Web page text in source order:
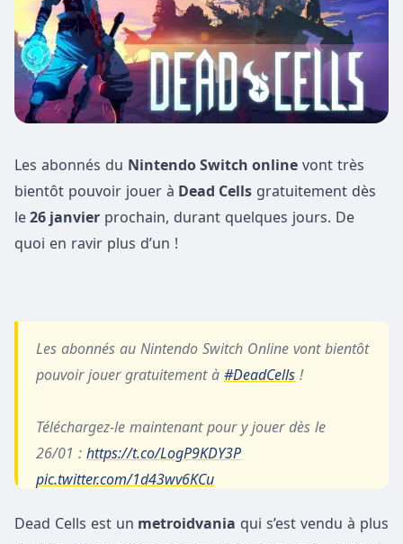
Les abonnés du Nintendo Switch online vont très
bientôt pouvoir jouer à Dead Cells gratuitement dès
le 26 janvier prochain, durant quelques jours. De
quoi en ravir plus d’un !
Les abonnés au Nintendo Switch Online vont bientôt
pouvoir jouer gratuitement à #DeadCells !
Téléchargez-le maintenant pour y jouer dès le
26/01 : https://t.co/LogP9KDY3P
pic.twitter.com/1d43wv6KCu
— Nintendo France (@NintendoFrance)January 19,
Dead Cells est un metroidvania qui s’est vendu à plus